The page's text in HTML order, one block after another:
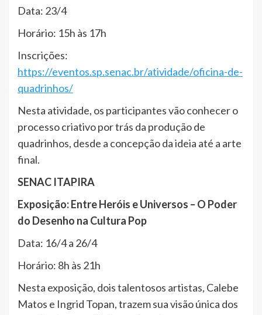
Data: 23/4
Horário: 15h às 17h
Inscrições:
https://eventos.sp.senac.br/atividade/oficina-de-
quadrinhos/
Nesta atividade, os participantes vão conhecer o
processo criativo por trás da produção de
quadrinhos, desde a concepção da ideia até a arte
final.
SENAC ITAPIRA
Exposição: Entre Heróis e Universos – O Poder
do Desenho na Cultura Pop
Data: 16/4 a 26/4
Horário: 8h às 21h
Nesta exposição, dois talentosos artistas, Calebe
Matos e Ingrid Topan, trazem sua visão única dos